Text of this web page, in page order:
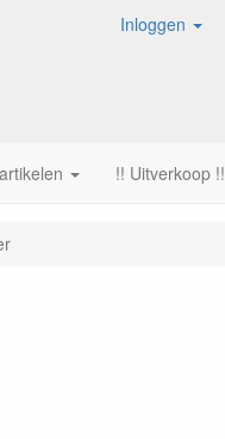
Inloggen
!! Uitverkoop !!